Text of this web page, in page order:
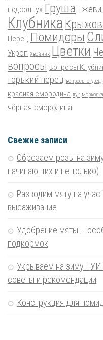
подсолнух Груша
Клубника
Перец Помидоры
Укроп Хвойник Цветки
вопросы вопросы
горький перец вопросы огурец
красная смородина лук морковка
чёрная смородина
Свежие записи
Обрезаем розы на
начинающих и не только)
Разводим мяту на
высаживание
Удобрение мяты –
подкормок
Укрываем на зиму
советы и рекомендации
Конструкция для